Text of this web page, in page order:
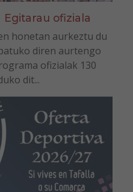
Egitarau ofiziala
honetan aurkeztu du
diren aurtengo
ofizialak 130
dit...